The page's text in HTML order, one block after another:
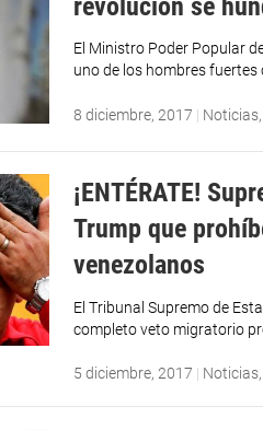
El Ministro Poder Popular
uno de los hombres fuertes
8 diciembre, 2017 | Noticias,
¡ENTÉRATE!
Trump que
venezolanos
El Tribunal Supremo de
completo veto migratorio
5 diciembre, 2017 | Noticias,